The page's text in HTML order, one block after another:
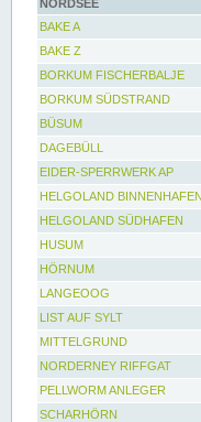
NORDSEE
BAKE A
BAKE Z
BORKUM FISCHERBALJE
BORKUM SÜDSTRAND
BÜSUM
DAGEBÜLL
EIDER-SPERRWERK AP
HELGOLAND BINNENHAFEN
HELGOLAND SÜDHAFEN
HUSUM
HÖRNUM
LANGEOOG
LIST AUF SYLT
MITTELGRUND
NORDERNEY RIFFGAT
PELLWORM ANLEGER
SCHARHÖRN